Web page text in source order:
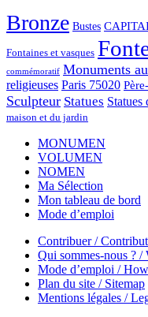
Bronze Bustes
Fontaines et vasques
commémoratif Monuments
religieuses Paris 75020
Sculpteur Statues Statues
maison et du jardin
MONUMEN
VOLUMEN
NOMEN
Ma Sélection
Mon tableau de bord
Mode d’emploi
Contribuer /
Qui sommes-nous ? /
Mode d’emploi /
Plan du site / Sitemap
Mentions légales /